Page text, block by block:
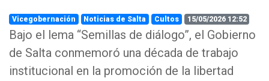
Vicegobernación Noticias de Salta Cultos 15/05/2026 12:52
Bajo el lema “Semillas de diálogo”, el Gobierno
de Salta conmemoró una década de trabajo
institucional en la promoción de la libertad